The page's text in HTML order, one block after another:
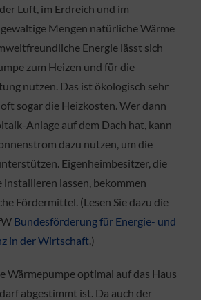
Luft, im Erdreich und im
Mengen natürliche Wärme
Energie lässt sich
zum Heizen und für die
nutzen. Das ist ökologisch sehr
sogar die Heizkosten. Wer dann
Anlage auf dem Dach hat, kann
dazu nutzen, um die
Eigenheimbesitzer, die
installieren lassen, bekommen
Fördermittel. (Lesen Sie dazu die
Bundesförderung für Energie- und
in der Wirtschaft.)
Wärmepumpe optimal auf das Haus
abgestimmt ist. Da auch der